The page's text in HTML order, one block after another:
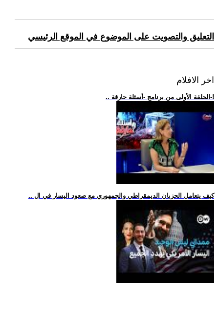
التعليق والتصويت على الموضوع في الموقع الرئيسي
اخر الافلام
.. الحلقة الأولى من برنامج -أسئلة حارقة-!
.. كيف يتعامل الحزبان الديمقراطي والجمهوري مع صعود اليسار في ال